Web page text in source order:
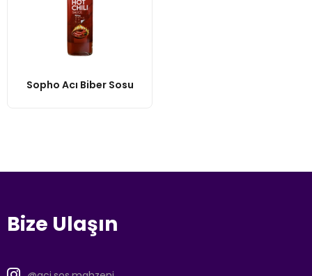
Sopho Acı Biber Sosu
Bize Ulaşın